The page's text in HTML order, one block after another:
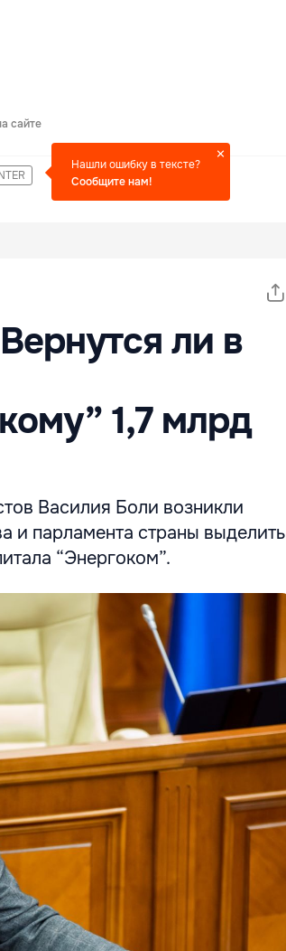
сайте
Нашли ошибку в тексте?
Сообщите нам!
ли в
1,7 млрд
Василия Боли возникли
и парламента страны выделить
“Энергоком”.